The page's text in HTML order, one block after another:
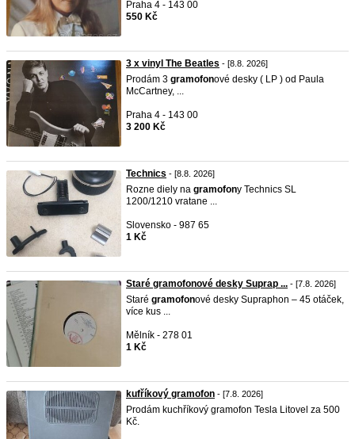
Praha 4 - 143 00
550 Kč
3 x vinyl The Beatles - [8.8. 2026]
Prodám 3 gramofonové desky ( LP ) od Paula
McCartney, ...
Praha 4 - 143 00
3 200 Kč
Technics - [8.8. 2026]
Rozne diely na gramofony Technics SL
1200/1210 vratane ...
Slovensko - 987 65
1 Kč
Staré gramofonové desky Suprap ... - [7.8. 2026]
Staré gramofonové desky Supraphon – 45 otáček,
více kus ...
Mělník - 278 01
1 Kč
kufříkový gramofon - [7.8. 2026]
Prodám kuchříkový gramofon Tesla Litovel za 500
Kč.